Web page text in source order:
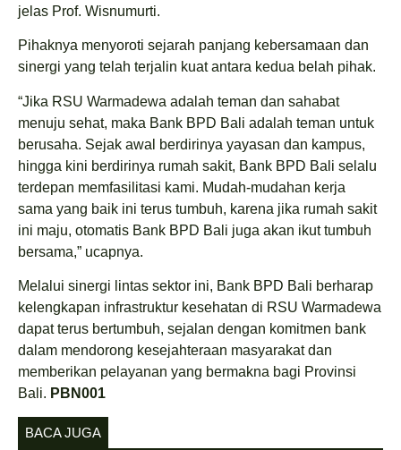
jelas Prof. Wisnumurti.
Pihaknya menyoroti sejarah panjang kebersamaan dan
sinergi yang telah terjalin kuat antara kedua belah pihak.
“Jika RSU Warmadewa adalah teman dan sahabat
menuju sehat, maka Bank BPD Bali adalah teman untuk
berusaha. Sejak awal berdirinya yayasan dan kampus,
hingga kini berdirinya rumah sakit, Bank BPD Bali selalu
terdepan memfasilitasi kami. Mudah-mudahan kerja
sama yang baik ini terus tumbuh, karena jika rumah sakit
ini maju, otomatis Bank BPD Bali juga akan ikut tumbuh
bersama,” ucapnya.
Melalui sinergi lintas sektor ini, Bank BPD Bali berharap
kelengkapan infrastruktur kesehatan di RSU Warmadewa
dapat terus bertumbuh, sejalan dengan komitmen bank
dalam mendorong kesejahteraan masyarakat dan
memberikan pelayanan yang bermakna bagi Provinsi
Bali. PBN001
BACA JUGA